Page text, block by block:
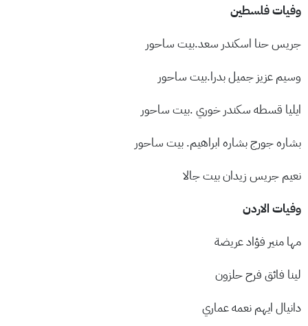
وفيات فلسطين
جريس حنا اسكندر سعد.بيت ساحور
وسيم عزيز جميل بدرا.بيت ساحور
ايليا قسطه سكندر خوري .بيت ساحور
بشاره جورج بشاره ابراهيم. بيت ساحور
نعيم جريس زيدان بيت جالا
وفيات الاردن
مها منير فؤاد عريضة
لينا فائق فرح حلزون
دانيال ايهم نعمه عماري